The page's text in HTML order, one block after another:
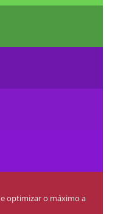
optimizar o máximo a